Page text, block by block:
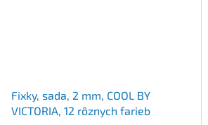
Fixky, sada, 2 mm, COOL BY
VICTORIA, 12 rôznych farieb